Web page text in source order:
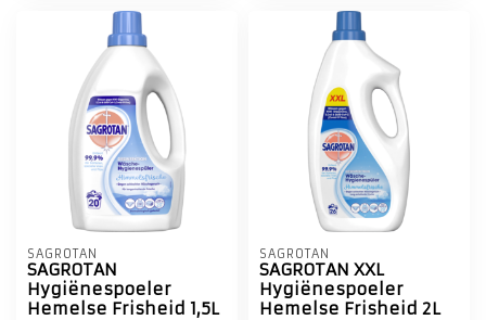
SAGROTAN
SAGROTAN
Hygiënespoeler
Hemelse Frisheid 1,5L
SAGROTAN
SAGROTAN XXL
Hygiënespoeler
Hemelse Frisheid 2L